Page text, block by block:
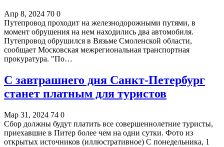
Апр 8, 2024 70 0
Путепровод проходит на железнодорожными путями, в
момент обрушения на нем находились два автомобиля.
Путепровод обрушился в Вязьме Смоленской области,
сообщает Московская межрегиональная транспортная
прокуратура. "По…
С завтрашнего дня Санкт-Петербург
станет платным для туристов
Мар 31, 2024 74 0
Сбор должны будут платить все совершеннолетние туристы,
приехавшие в Питер более чем на одни сутки. Фото из
открытых источников (иллюстративное) С понедельника, 1